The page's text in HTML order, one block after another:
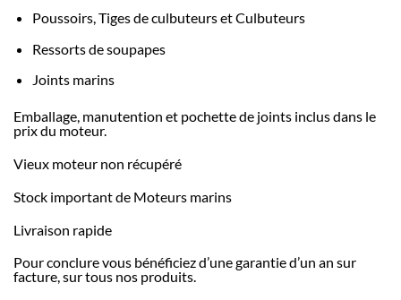
Poussoirs, Tiges de culbuteurs et Culbuteurs
Ressorts de soupapes
Joints marins
Emballage, manutention et pochette de joints inclus dans le
prix du moteur.
Vieux moteur non récupéré
Stock important de Moteurs marins
Livraison rapide
Pour conclure vous bénéficiez d’une garantie d’un an sur
facture, sur tous nos produits.